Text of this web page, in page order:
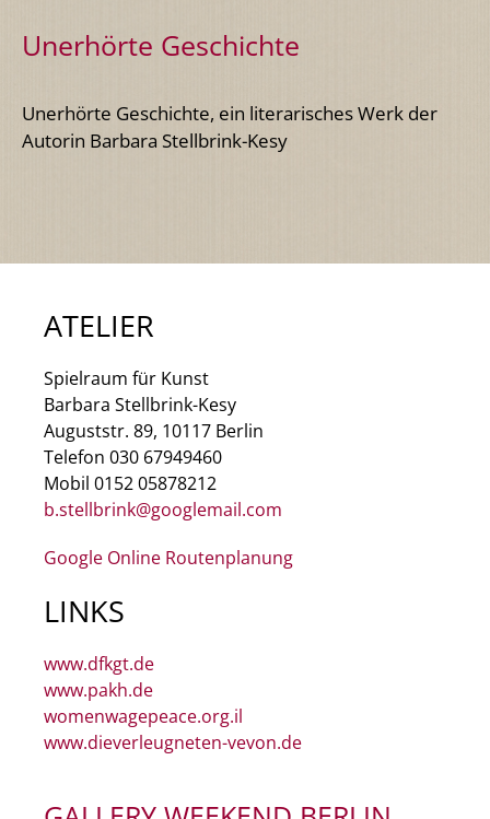
Unerhörte Geschichte
Unerhörte Geschichte, ein literarisches Werk der
Autorin Barbara Stellbrink-Kesy
ATELIER
Spielraum für Kunst
Barbara Stellbrink-Kesy
Auguststr. 89, 10117 Berlin
Telefon 030 67949460
Mobil 0152 05878212
b.stellbrink@googlemail.com
Google Online Routenplanung
LINKS
www.dfkgt.de
www.pakh.de
womenwagepeace.org.il
www.dieverleugneten-vevon.de